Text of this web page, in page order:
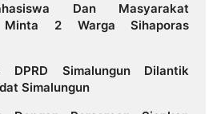
Dan Masyarakat
Minta 2 Warga Sihaporas
DPRD Simalungun Dilantik
Simalungun